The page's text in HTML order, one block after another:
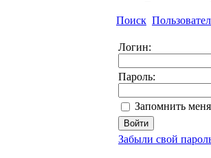
Поиск
Логин:
Пароль:
Запомнить
Забыли свой